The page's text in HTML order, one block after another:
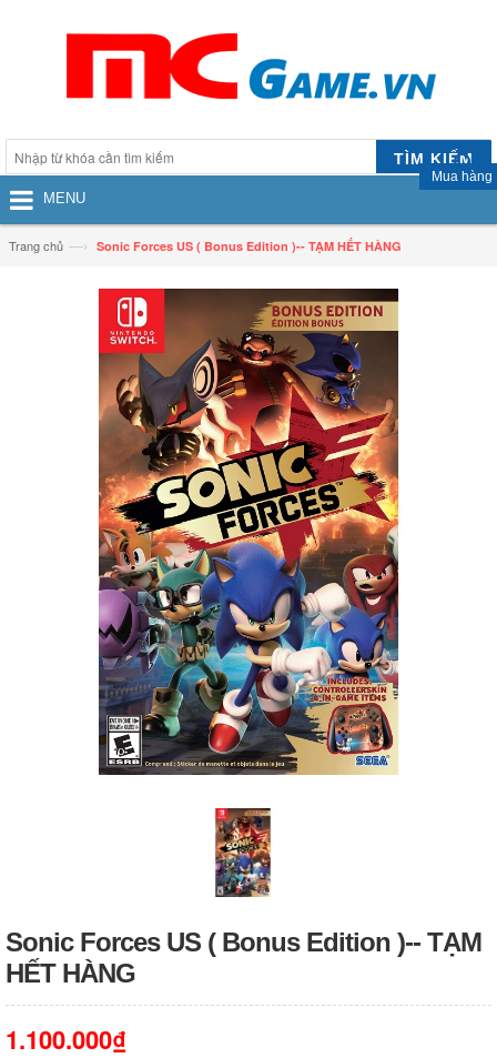
TÌM KIẾM
Mua hàng
MENU
Trang chủ —› Sonic Forces US ( Bonus Edition )-- TẠM HẾT HÀNG
Sonic Forces US ( Bonus Edition )-- TẠM
HẾT HÀNG
1.100.000₫